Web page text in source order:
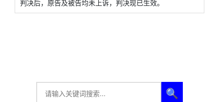
判决后，原告及被告均未上诉，判决现已生效。
🔍